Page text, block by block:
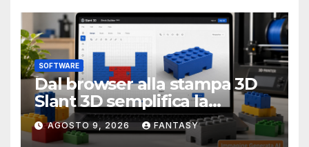
SOFTWARE
Dal browser alla stampa 3D
Slant 3D semplifica la
creazione di mattoncini
compatibili LEGO
AGOSTO 9, 2026 FANTASY